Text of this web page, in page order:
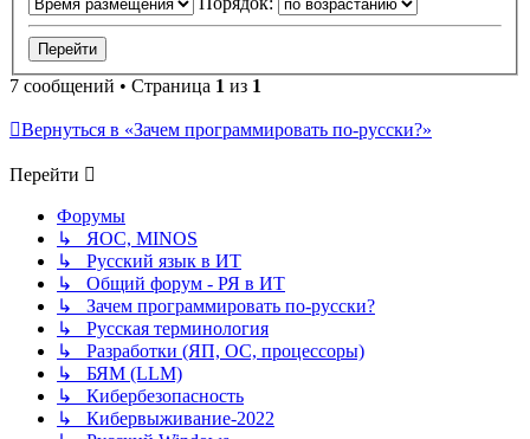
7 сообщений • Страница 1 из 1
Вернуться в «Зачем программировать по-русски?»
Перейти
Форумы
↳ ЯОС, MINOS
↳ Русский язык в ИТ
↳ Общий форум - РЯ в ИТ
↳ Зачем программировать по-русски?
↳ Русская терминология
↳ Разработки (ЯП, ОС, процессоры)
↳ БЯМ (LLM)
↳ Кибербезопасность
↳ Кибервыживание-2022